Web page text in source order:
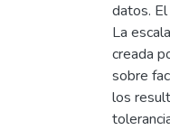
datos.
La
creada
sobre
los